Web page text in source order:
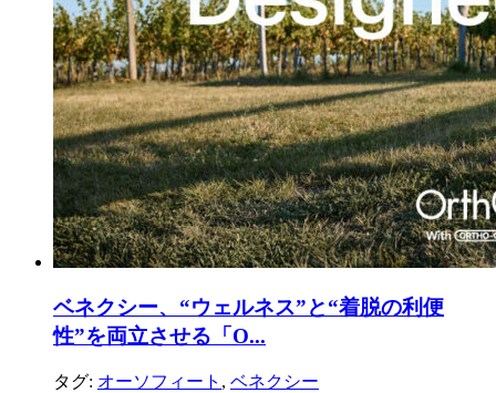
ベネクシー、“ウェルネス”と“着脱の利便
性”を両立させる「O...
タグ: オーソフィート , ベネクシー